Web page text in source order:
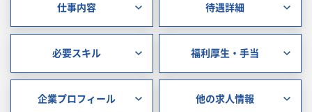
仕事内容 待遇詳細
必要スキル 福利厚生・手当
企業プロフィール 他の求人情報